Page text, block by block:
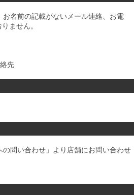
名前の記載がないメール連絡、お電
ません。
先
問い合わせ」より店舗にお問い合わせ